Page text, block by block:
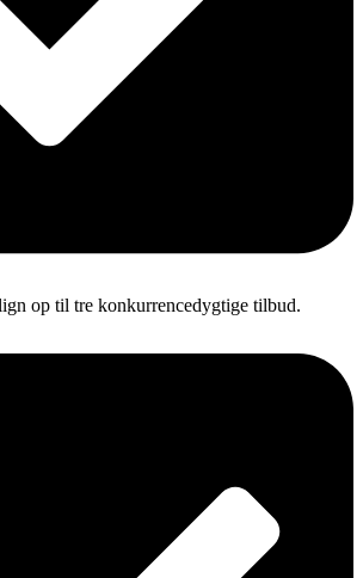
op til tre konkurrencedygtige tilbud.